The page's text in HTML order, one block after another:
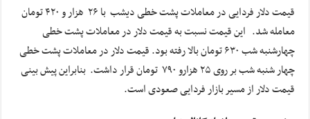
قیمت دلار فردایی در معاملات پشت خطی دیشب با ۲۶ هزار و ۴۲۰ تومان
معامله شد. این قیمت نسبت به قیمت دلار در معاملات پشت خطی
چهارشنبه شب ۶۳۰ تومان بالا رفته بود. قیمت دلار در معاملات پشت خطی
چهار شنبه شب بر روی ۲۵ هزارو ۷۹۰ تومان قرار داشت. بنابراین پیش بینی
قیمت دلار از مسیر بازار فردایی صعودی است.